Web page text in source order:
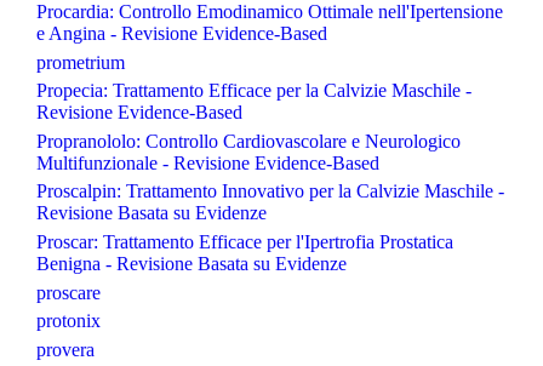
Procardia: Controllo Emodinamico Ottimale nell'Ipertensione
e Angina - Revisione Evidence-Based
prometrium
Propecia: Trattamento Efficace per la Calvizie Maschile -
Revisione Evidence-Based
Propranololo: Controllo Cardiovascolare e Neurologico
Multifunzionale - Revisione Evidence-Based
Proscalpin: Trattamento Innovativo per la Calvizie Maschile -
Revisione Basata su Evidenze
Proscar: Trattamento Efficace per l'Ipertrofia Prostatica
Benigna - Revisione Basata su Evidenze
proscare
protonix
provera